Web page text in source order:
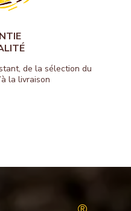
de la sélection du
la livraison